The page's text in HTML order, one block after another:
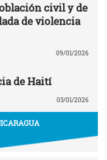
civil y de
de violencia
09/01/2026
de Haití
03/01/2026